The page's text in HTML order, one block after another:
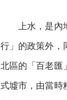
上水，是內地
行」的政策外，
北區的「百老匯
式墟市，由當時